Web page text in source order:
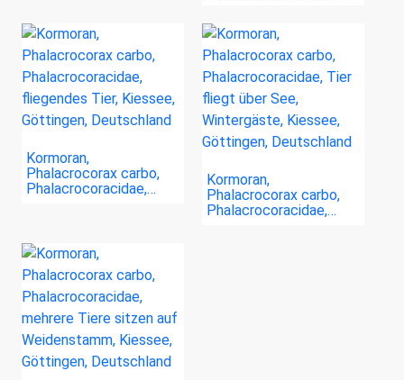
Kormoran,
Phalacrocorax carbo,
Phalacrocoracidae,…
Kormoran,
Phalacrocorax carbo,
Phalacrocoracidae,…